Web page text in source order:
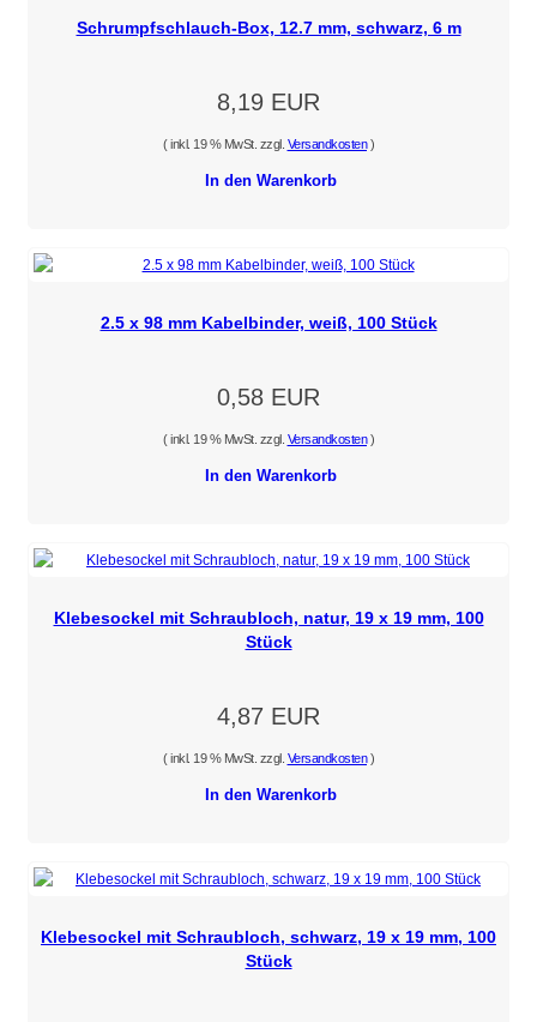
Schrumpfschlauch-Box, 12.7 mm, schwarz, 6 m
8,19 EUR
( inkl. 19 % MwSt. zzgl. Versandkosten)
In den Warenkorb
2.5 x 98 mm Kabelbinder, weiß, 100 Stück
0,58 EUR
( inkl. 19 % MwSt. zzgl. Versandkosten)
In den Warenkorb
Klebesockel mit Schraubloch, natur, 19 x 19 mm, 100
Stück
4,87 EUR
( inkl. 19 % MwSt. zzgl. Versandkosten)
In den Warenkorb
Klebesockel mit Schraubloch, schwarz, 19 x 19 mm, 100
Stück